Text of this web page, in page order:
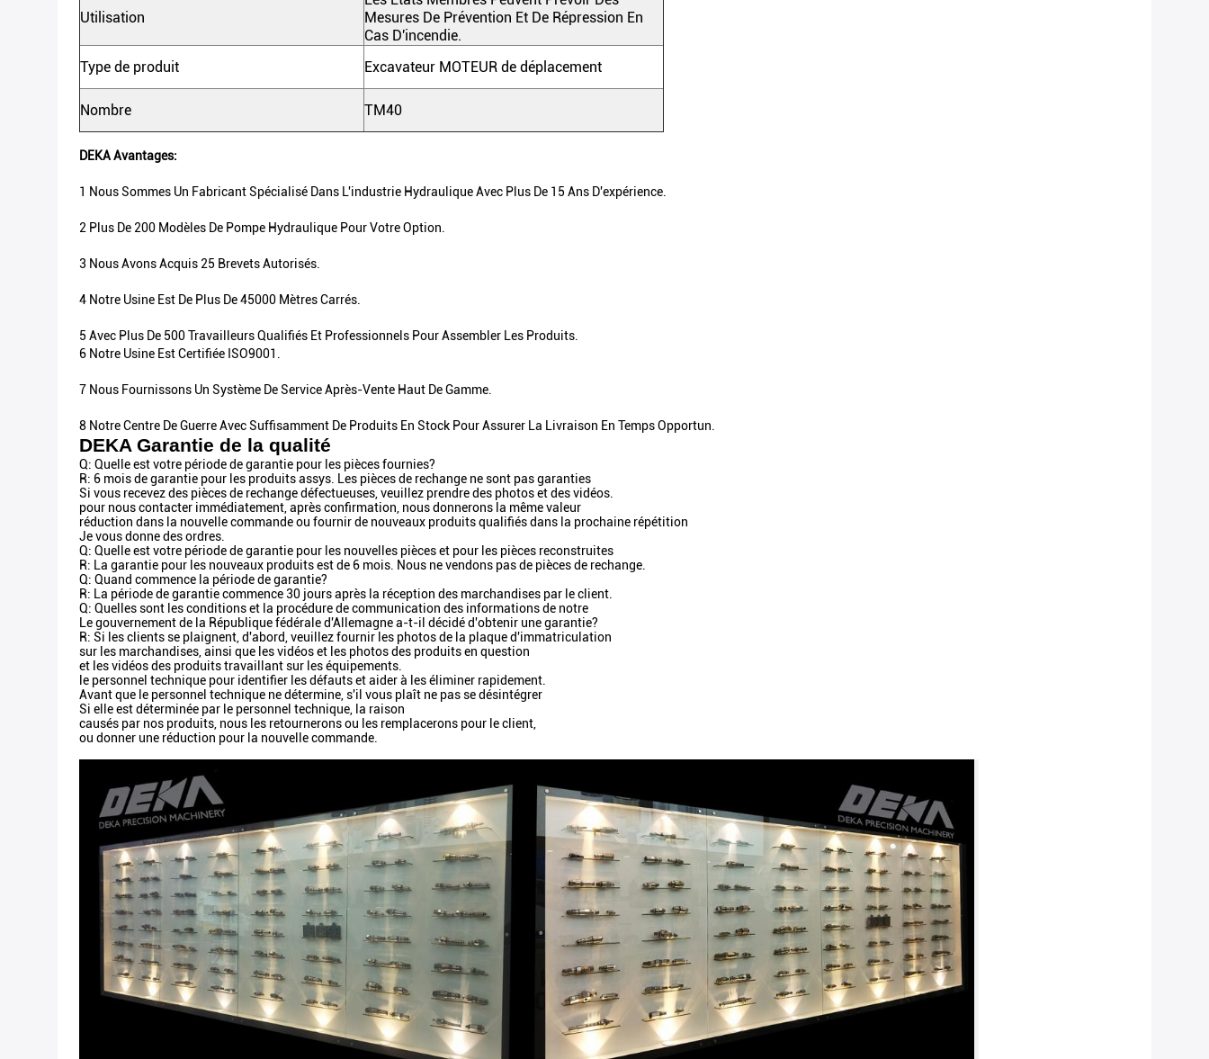
Utilisation
Mesures De Prévention Et De Répression En
Cas D'incendie.
Type de produit
Excavateur MOTEUR de déplacement
Nombre TM40
DEKA Avantages:
1 Nous Sommes Un Fabricant Spécialisé Dans L'industrie Hydraulique Avec Plus De 15 Ans D'expérience.
2 Plus De 200 Modèles De Pompe Hydraulique Pour Votre Option.
3 Nous Avons Acquis 25 Brevets Autorisés.
4 Notre Usine Est De Plus De 45000 Mètres Carrés.
5 Avec Plus De 500 Travailleurs Qualifiés Et Professionnels Pour Assembler Les Produits.
6 Notre Usine Est Certifiée ISO9001.
7 Nous Fournissons Un Système De Service Après-Vente Haut De Gamme.
8 Notre Centre De Guerre Avec Suffisamment De Produits En Stock Pour Assurer La Livraison En Temps Opportun.
DEKA Garantie de la qualité
Q: Quelle est votre période de garantie pour les pièces fournies?
R: 6 mois de garantie pour les produits assys. Les pièces de rechange ne sont pas garanties
Si vous recevez des pièces de rechange défectueuses, veuillez prendre des photos et des vidéos.
pour nous contacter immédiatement, après confirmation, nous donnerons la même valeur
réduction dans la nouvelle commande ou fournir de nouveaux produits qualifiés dans la prochaine répétition
Je vous donne des ordres.
Q: Quelle est votre période de garantie pour les nouvelles pièces et pour les pièces reconstruites
R: La garantie pour les nouveaux produits est de 6 mois. Nous ne vendons pas de pièces de rechange.
Q: Quand commence la période de garantie?
R: La période de garantie commence 30 jours après la réception des marchandises par le client.
Q: Quelles sont les conditions et la procédure de communication des informations de notre
Le gouvernement de la République fédérale d'Allemagne a-t-il décidé d'obtenir une garantie?
R: Si les clients se plaignent, d'abord, veuillez fournir les photos de la plaque d'immatriculation
sur les marchandises, ainsi que les vidéos et les photos des produits en question
et les vidéos des produits travaillant sur les équipements.
le personnel technique pour identifier les défauts et aider à les éliminer rapidement.
Avant que le personnel technique ne détermine, s'il vous plaît ne pas se désintégrer
Si elle est déterminée par le personnel technique, la raison
causés par nos produits, nous les retournerons ou les remplacerons pour le client,
ou donner une réduction pour la nouvelle commande.